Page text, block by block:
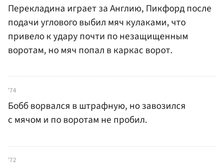
Перекладина играет за Англию, Пикфорд после
подачи углового выбил мяч кулаками, что
привело к удару почти по незащищенным
воротам, но мяч попал в каркас ворот.
'74
Бобб ворвался в штрафную, но завозился
с мячом и по воротам не пробил.
'72